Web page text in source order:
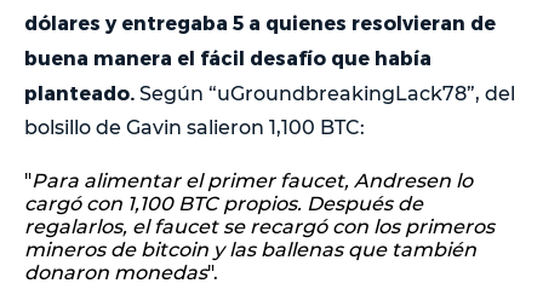
dólares y entregaba 5 a quienes resolvieran de
buena manera el fácil desafío que había
planteado. Según “uGroundbreakingLack78”, del
bolsillo de Gavin salieron 1,100 BTC:
"Para alimentar el primer faucet, Andresen lo
cargó con 1,100 BTC propios. Después de
regalarlos, el faucet se recargó con los primeros
mineros de bitcoin y las ballenas que también
donaron monedas".